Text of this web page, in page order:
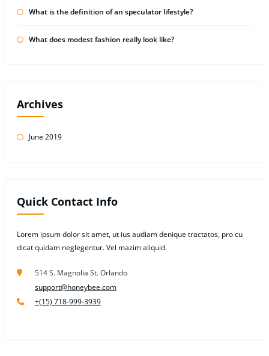
What is the definition of an speculator lifestyle?
What does modest fashion really look like?
Archives
June 2019
Quick Contact Info
Lorem ipsum dolor sit amet, ut ius audiam denique tractatos, pro cu
dicat quidam neglegentur. Vel mazim aliquid.
514 S. Magnolia St. Orlando
support@honeybee.com
+(15) 718-999-3939